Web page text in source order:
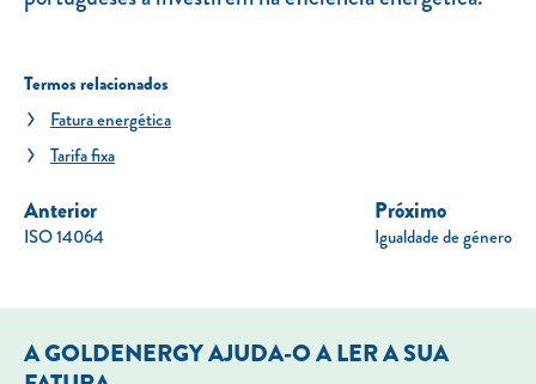
Termos relacionados
Fatura energética
Tarifa fixa
Anterior
ISO 14064
Próximo
Igualdade de género
A GOLDENERGY AJUDA-O A LER A SUA